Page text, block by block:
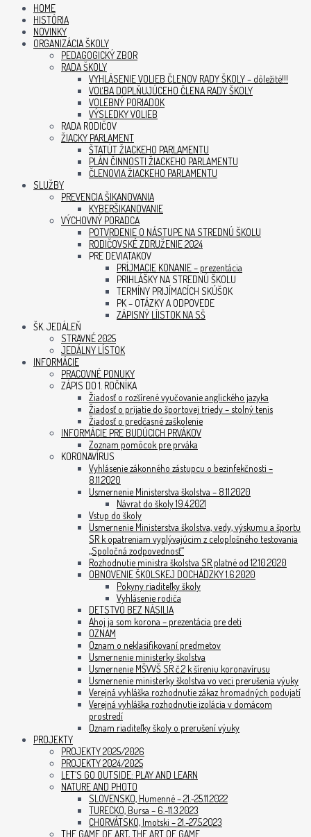
HOME
HISTÓRIA
NOVINKY
ORGANIZÁCIA ŠKOLY
PEDAGOGICKÝ ZBOR
RADA ŠKOLY
VYHLÁSENIE VOLIEB ČLENOV RADY ŠKOLY – dôležité!!!
VOĽBA DOPLŇUJÚCEHO ČLENA RADY ŠKOLY
VOLEBNÝ PORIADOK
VÝSLEDKY VOLIEB
RADA RODIČOV
ŽIACKY PARLAMENT
ŠTATÚT ŽIACKEHO PARLAMENTU
PLÁN ČINNOSTI ŽIACKEHO PARLAMENTU
ČLENOVIA ŽIACKEHO PARLAMENTU
SLUŽBY
PREVENCIA ŠIKANOVANIA
KYBERŠIKANOVANIE
VÝCHOVNÝ PORADCA
POTVRDENIE O NÁSTUPE NA STREDNÚ ŠKOLU
RODIČOVSKÉ ZDRUŽENIE 2024
PRE DEVIATAKOV
PRÍJMACIE KONANIE – prezentácia
PRIHLÁŠKY NA STREDNÚ ŠKOLU
TERMÍNY PRIJÍMACÍCH SKÚŠOK
PK – OTÁZKY A ODPOVEDE
ZÁPISNÝ LÍISTOK NA SŠ
ŠK. JEDÁLEŇ
STRAVNÉ 2025
JEDÁLNY LÍSTOK
INFORMÁCIE
PRACOVNÉ PONUKY
ZÁPIS DO 1. ROČNÍKA
Žiadosť o rozšírené vyučovanie anglického jazyka
Žiadosť o prijatie do športovej triedy – stolný tenis
Žiadosť o predčasné zaškolenie
INFORMÁCIE PRE BUDÚCICH PRVÁKOV
Zoznam pomôcok pre prváka
KORONAVÍRUS
Vyhlásenie zákonného zástupcu o bezinfekčnosti –
8.11.2020
Usmernenie Ministerstva školstva – 8.11.2020
Návrat do školy 19.4.2021
Vstup do školy
Usmernenie Ministerstva školstva, vedy, výskumu a športu
SR k opatreniam vyplývajúcim z celoplošného testovania
„Spoločná zodpovednosť“
Rozhodnutie ministra školstva SR platné od 12.10.2020
OBNOVENIE ŠKOLSKEJ DOCHÁDZKY 1.6.2020
Pokyny riaditeľky školy
Vyhlásenie rodiča
DETSTVO BEZ NÁSILIA
Ahoj ja som korona – prezentácia pre deti
OZNAM
Oznam o neklasifikovaní predmetov
Usmernenie ministerky školstva
Usmernenie MŠVVŠ SR č.2 k šíreniu koronavírusu
Usmernenie ministerky školstva vo veci prerušenia výuky
Verejná vyhláška rozhodnutie zákaz hromadných podujatí
Verejná vyhláška rozhodnutie izolácia v domácom
prostredí
Oznam riaditeľky školy o prerušení výuky
PROJEKTY
PROJEKTY 2025/2026
PROJEKTY 2024/2025
LET’S GO OUTSIDE: PLAY AND LEARN
NATURE AND PHOTO
SLOVENSKO, Humenné – 21.-25.11.2022
TURECKO, Bursa – 6.-11.3.2023
CHORVÁTSKO, Imotski – 21.-27.5.2023
THE GAME OF ART, THE ART OF GAME